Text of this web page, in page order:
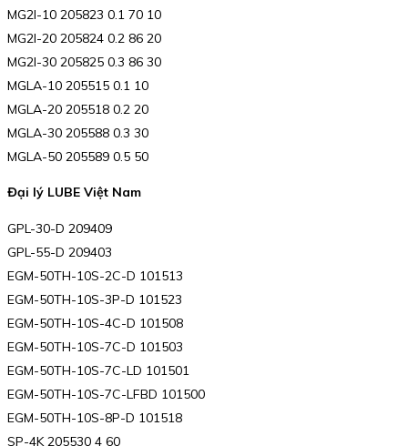
MG2I-10 205823 0.1 70 10
MG2I-20 205824 0.2 86 20
MG2I-30 205825 0.3 86 30
MGLA-10 205515 0.1 10
MGLA-20 205518 0.2 20
MGLA-30 205588 0.3 30
MGLA-50 205589 0.5 50
Đại lý LUBE Việt Nam
GPL-30-D 209409
GPL-55-D 209403
EGM-50TH-10S-2C-D 101513
EGM-50TH-10S-3P-D 101523
EGM-50TH-10S-4C-D 101508
EGM-50TH-10S-7C-D 101503
EGM-50TH-10S-7C-LD 101501
EGM-50TH-10S-7C-LFBD 101500
EGM-50TH-10S-8P-D 101518
SP-4K 205530 4 60